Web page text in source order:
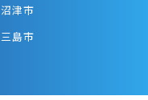
沼津市
三島市